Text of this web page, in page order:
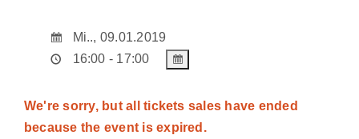
Mi.., 09.01.2019
16:00 - 17:00
We're sorry, but all tickets sales have ended
because the event is expired.